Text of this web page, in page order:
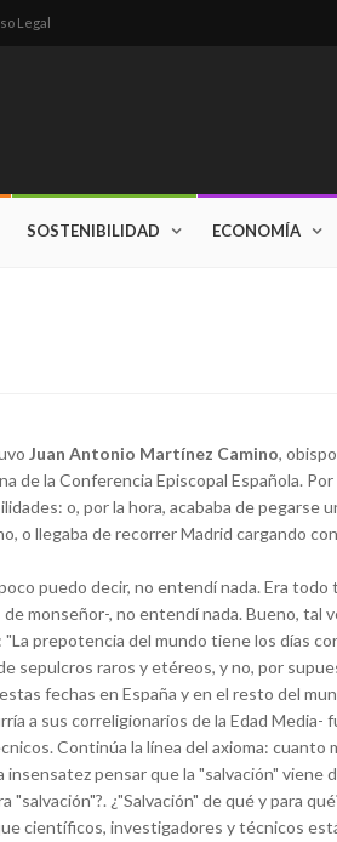
Legal
SOSTENIBILIDAD ECONOMÍA
Juan Antonio Martínez Camino,
de la Conferencia Episcopal Española.
o, por la hora, acababa de pegarse
o llegaba de recorrer Madrid cargando
puedo decir, no entendí nada. Era todo
monseñor-, no entendí nada. Bueno, tal
prepotencia del mundo tiene los días
sepulcros raros y etéreos, y no, por
fechas en España y en el resto del
a sus correligionarios de la Edad Media-
Continúa la línea del axioma: cuanto
pensar que la "salvación" viene
¿"Salvación" de qué y para
científicos, investigadores y técnicos